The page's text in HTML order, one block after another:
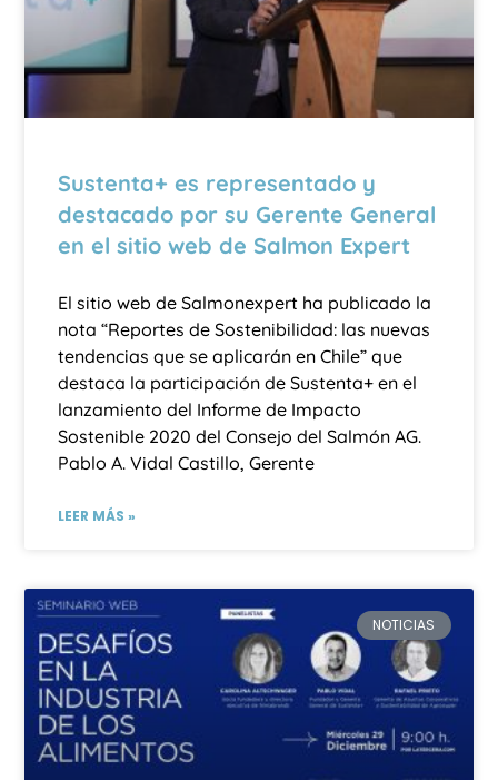
Sustenta+ es representado y
destacado por su Gerente General
en el sitio web de Salmon Expert
El sitio web de Salmonexpert ha publicado la
nota “Reportes de Sostenibilidad: las nuevas
tendencias que se aplicarán en Chile” que
destaca la participación de Sustenta+ en el
lanzamiento del Informe de Impacto
Sostenible 2020 del Consejo del Salmón AG.
Pablo A. Vidal Castillo, Gerente
LEER MÁS »
NOTICIAS